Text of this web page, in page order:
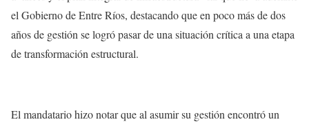
el Gobierno de Entre Ríos, destacando que en poco más de dos
años de gestión se logró pasar de una situación crítica a una etapa
de transformación estructural.
El mandatario hizo notar que al asumir su gestión encontró un